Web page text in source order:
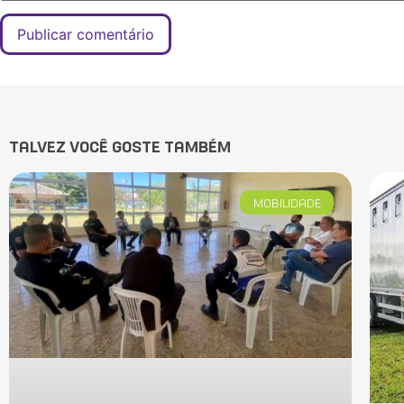
TALVEZ VOCÊ GOSTE TAMBÉM
MOBILIDADE